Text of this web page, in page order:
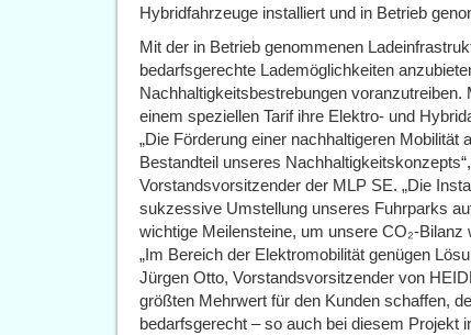
Hybridfahrzeuge installiert und in Betrieb
Mit der in Betrieb genommenen
bedarfsgerechte Lademöglichkeiten
Nachhaltigkeitsbestrebungen
einem speziellen Tarif ihre Elektro- und
„Die Förderung einer nachhaltigeren Mobilität
Bestandteil unseres
Vorstandsvorsitzender der MLP SE. „Die
sukzessive Umstellung unseres Fuhrparks
wichtige Meilensteine, um unsere CO₂-Bilanz
„Im Bereich der Elektromobilität genügen
Jürgen Otto, Vorstandsvorsitzender von
größten Mehrwert für den Kunden schaffen,
bedarfsgerecht – so auch bei diesem Projekt